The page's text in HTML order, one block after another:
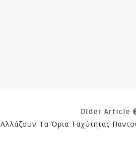
Older Article
Αλλάζουν Τα Όρια Ταχύτητας